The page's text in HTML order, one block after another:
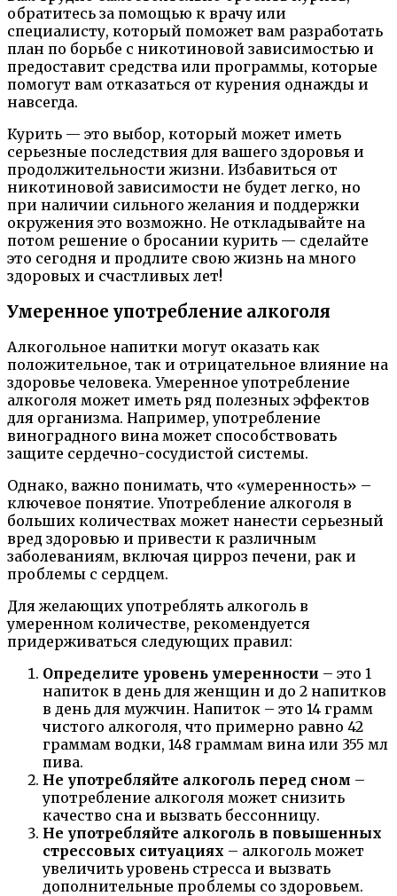
обратитесь за помощью к врачу или
специалисту, который поможет вам разработать
план по борьбе с никотиновой зависимостью и
предоставит средства или программы, которые
помогут вам отказаться от курения однажды и
навсегда.
Курить — это выбор, который может иметь
серьезные последствия для вашего здоровья и
продолжительности жизни. Избавиться от
никотиновой зависимости не будет легко, но
при наличии сильного желания и поддержки
окружения это возможно. Не откладывайте на
потом решение о бросании курить — сделайте
это сегодня и продлите свою жизнь на много
здоровых и счастливых лет!
Умеренное употребление алкоголя
Алкогольное напитки могут оказать как
положительное, так и отрицательное влияние на
здоровье человека. Умеренное употребление
алкоголя может иметь ряд полезных эффектов
для организма. Например, употребление
виноградного вина может способствовать
защите сердечно-сосудистой системы.
Однако, важно понимать, что «умеренность» –
ключевое понятие. Употребление алкоголя в
больших количествах может нанести серьезный
вред здоровью и привести к различным
заболеваниям, включая цирроз печени, рак и
проблемы с сердцем.
Для желающих употреблять алкоголь в
умеренном количестве, рекомендуется
придерживаться следующих правил:
Определите уровень умеренности – это 1
напиток в день для женщин и до 2 напитков
в день для мужчин. Напиток – это 14 грамм
чистого алкоголя, что примерно равно 42
граммам водки, 148 граммам вина или 355 мл
пива.
Не употребляйте алкоголь перед сном –
употребление алкоголя может снизить
качество сна и вызвать бессонницу.
Не употребляйте алкоголь в повышенных
стрессовых ситуациях – алкоголь может
увеличить уровень стресса и вызвать
дополнительные проблемы со здоровьем.